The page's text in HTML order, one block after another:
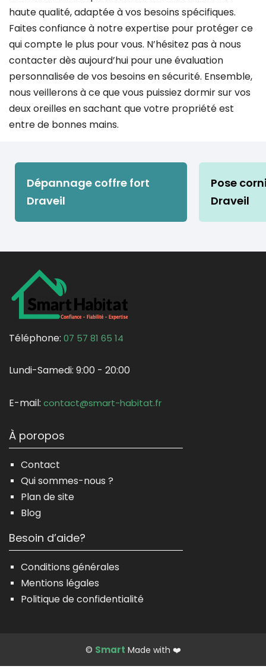
haute qualité, adaptée à vos besoins spécifiques.
Faites confiance à notre expertise pour protéger ce
qui compte le plus pour vous. N’hésitez pas à nous
contacter dès aujourd’hui pour une évaluation
personnalisée de vos besoins en sécurité. Ensemble,
nous veillerons à ce que vous puissiez dormir sur vos
deux oreilles en sachant que votre propriété est
entre de bonnes mains.
Dépannage coffre fort
Draveil
Pose
Draveil
Téléphone: 07 57 81 65 14
Lundi-Samedi: 9:00 - 20:00
E-mail: contact@smart-habitat.fr
À poropos
Contact
Qui sommes-nous ?
Plan de site
Blog
Besoin d’aide?
Conditions générales
Mentions légales
Politique de confidentialité
© Smart Made with ❤️